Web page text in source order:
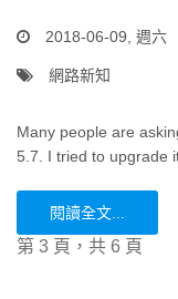
2018-06-09, 週六
網路新知
Many people are
5.7. I tried to upgrade
閱讀全文...
第 3 頁，共 6 頁